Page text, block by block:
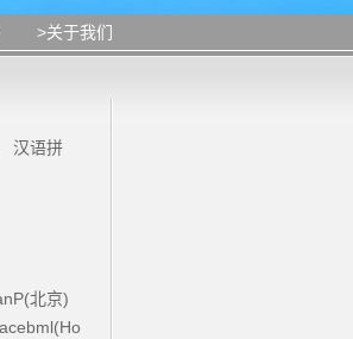
>关于我们
汉语拼
北京)